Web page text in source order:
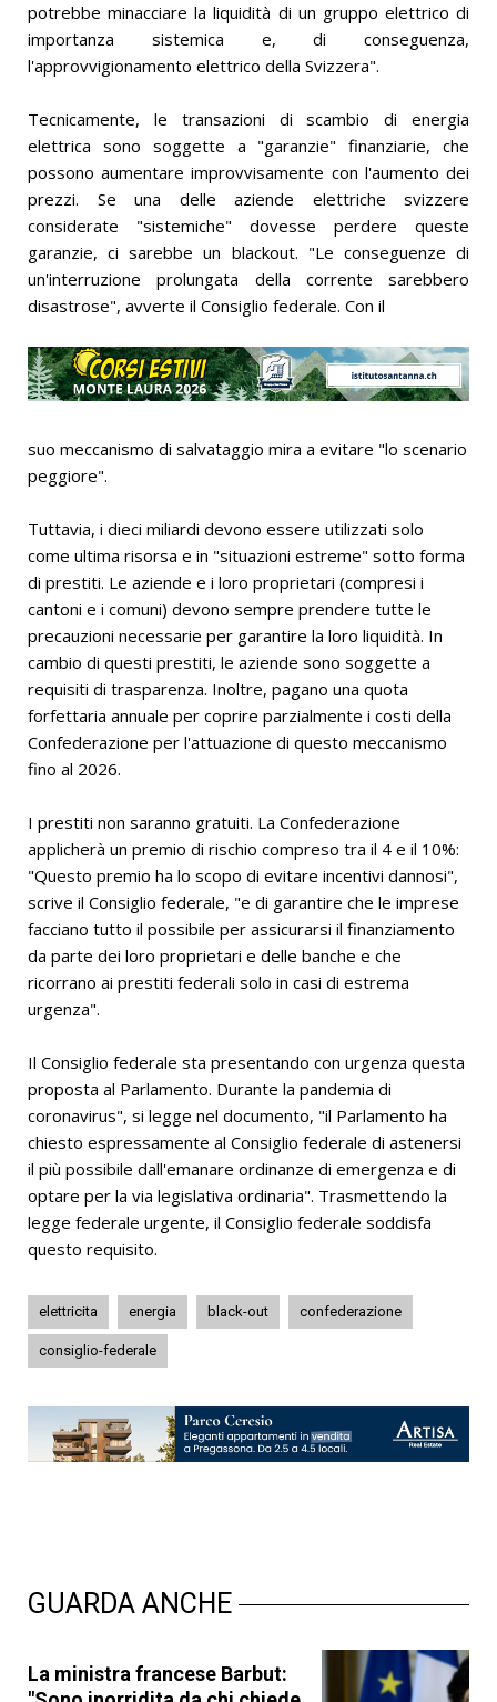
potrebbe minacciare la liquidità di un gruppo elettrico di
importanza sistemica e, di conseguenza,
l'approvvigionamento elettrico della Svizzera".
Tecnicamente, le transazioni di scambio di energia
elettrica sono soggette a "garanzie" finanziarie, che
possono aumentare improvvisamente con l'aumento dei
prezzi. Se una delle aziende elettriche svizzere
considerate "sistemiche" dovesse perdere queste
garanzie, ci sarebbe un blackout. "Le conseguenze di
un'interruzione prolungata della corrente sarebbero
disastrose", avverte il Consiglio federale. Con il
suo meccanismo di salvataggio mira a evitare "lo scenario
peggiore".
Tuttavia, i dieci miliardi devono essere utilizzati solo
come ultima risorsa e in "situazioni estreme" sotto forma
di prestiti. Le aziende e i loro proprietari (compresi i
cantoni e i comuni) devono sempre prendere tutte le
precauzioni necessarie per garantire la loro liquidità. In
cambio di questi prestiti, le aziende sono soggette a
requisiti di trasparenza. Inoltre, pagano una quota
forfettaria annuale per coprire parzialmente i costi della
Confederazione per l'attuazione di questo meccanismo
fino al 2026.
I prestiti non saranno gratuiti. La Confederazione
applicherà un premio di rischio compreso tra il 4 e il 10%:
"Questo premio ha lo scopo di evitare incentivi dannosi",
scrive il Consiglio federale, "e di garantire che le imprese
facciano tutto il possibile per assicurarsi il finanziamento
da parte dei loro proprietari e delle banche e che
ricorrano ai prestiti federali solo in casi di estrema
urgenza".
Il Consiglio federale sta presentando con urgenza questa
proposta al Parlamento. Durante la pandemia di
coronavirus", si legge nel documento, "il Parlamento ha
chiesto espressamente al Consiglio federale di astenersi
il più possibile dall'emanare ordinanze di emergenza e di
optare per la via legislativa ordinaria". Trasmettendo la
legge federale urgente, il Consiglio federale soddisfa
questo requisito.
elettricita energia black-out confederazione
consiglio-federale
GUARDA ANCHE
La ministra francese Barbut: